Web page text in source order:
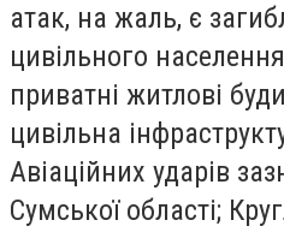
атак, на жаль, є
цивільного
приватні житлові
цивільна
Авіаційних ударів
Сумської області;